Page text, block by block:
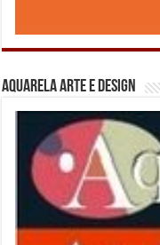
Aquarela Arte e Design